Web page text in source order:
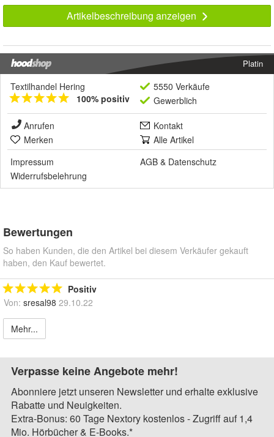
Artikelbeschreibung anzeigen
Platin
Textilhandel Hering
100% positiv
5550 Verkäufe
Gewerblich
Anrufen
Kontakt
Merken
Alle Artikel
Impressum
AGB & Datenschutz
Widerrufsbelehrung
Bewertungen
So haben Kunden, die den Artikel bei diesem Verkäufer gekauft
haben, den Kauf bewertet.
Positiv
Von: sresal98 29.10.22
Mehr...
Verpasse keine Angebote mehr!
Abonniere jetzt unseren Newsletter und erhalte exklusive
Rabatte und Neuigkeiten.
Extra-Bonus: 60 Tage Nextory kostenlos - Zugriff auf 1,4
Mio. Hörbücher & E-Books.*